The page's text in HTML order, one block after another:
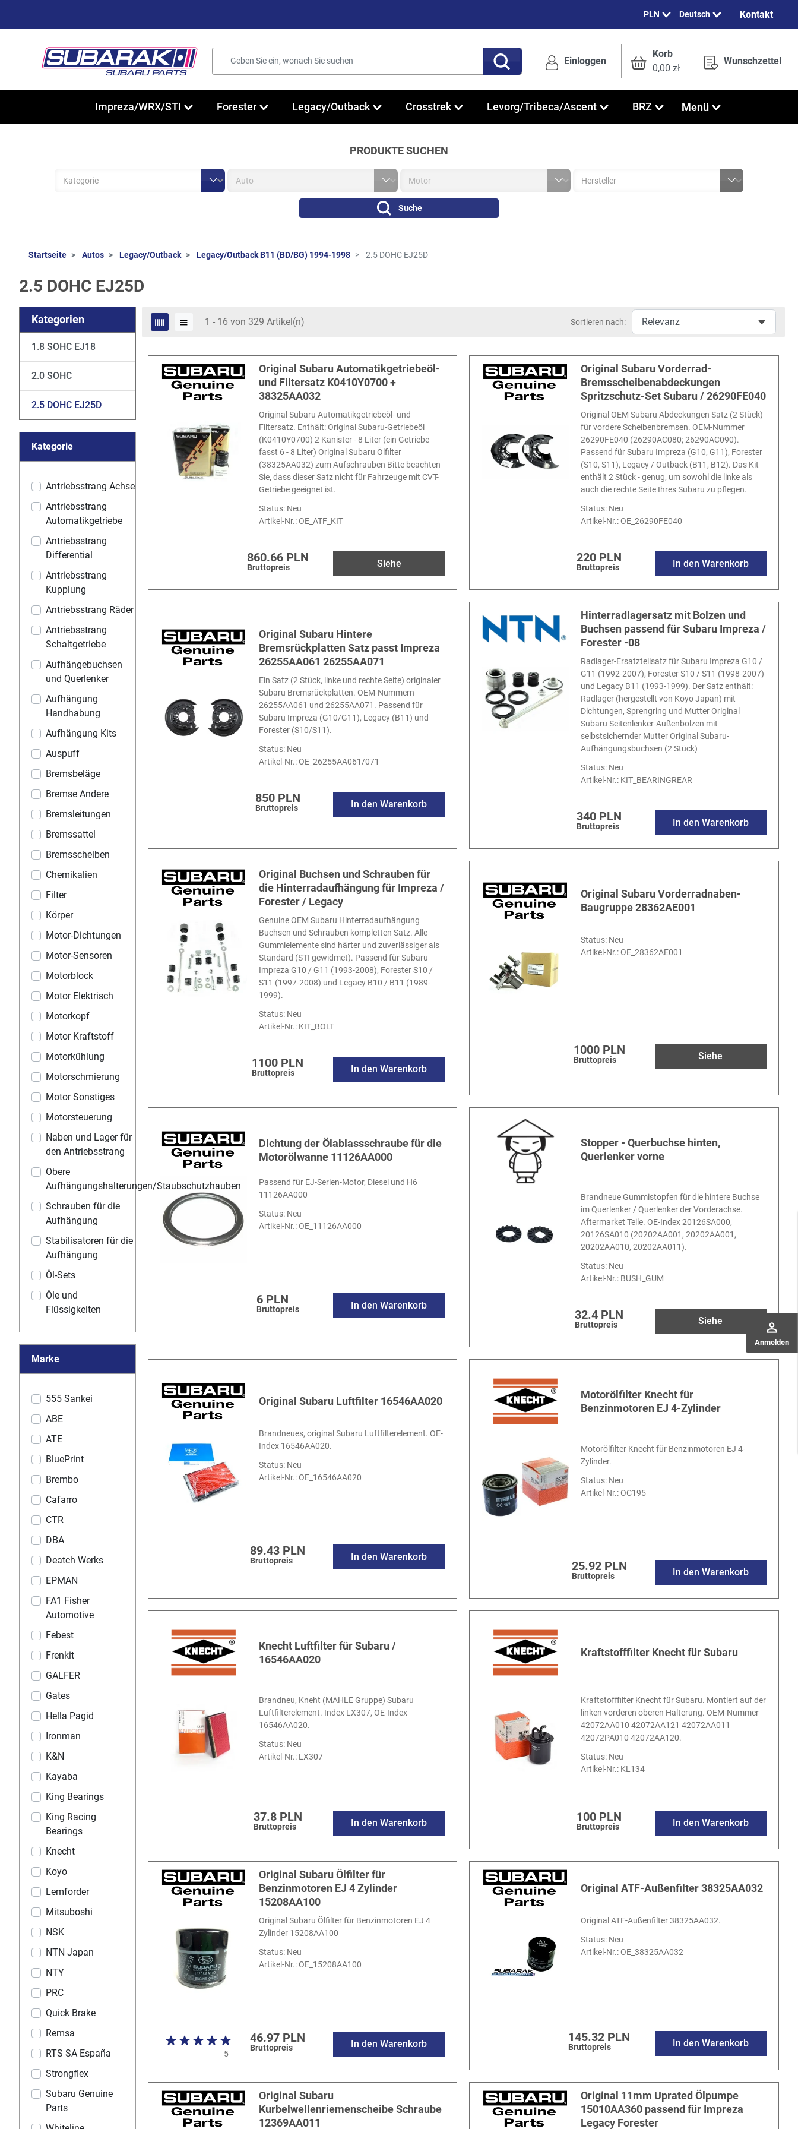
Deutsch Kontakt
Einloggen
Korb
0,00 zł
Wunschzettel
perm_identity
Anmelden
Impreza/WRX/STI Forester Legacy/Outback Crosstrek Levorg/Tribeca/Ascent BRZ Menü
PRODUKTE SUCHEN
Suche
Startseite Autos Legacy/Outback Legacy/Outback B11 (BD/BG) 1994-1998 2.5 DOHC EJ25D
2.5 DOHC EJ25D
Kategorien
1.8 SOHC EJ18
2.0 SOHC
2.5 DOHC EJ25D
Kategorie
Antriebsstrang Achse
Antriebsstrang
Automatikgetriebe
Antriebsstrang
Differential
Antriebsstrang
Kupplung
Antriebsstrang Räder
Antriebsstrang
Schaltgetriebe
Aufhängebuchsen
und Querlenker
Aufhängung
Handhabung
Aufhängung Kits
Auspuff
Bremsbeläge
Bremse Andere
Bremsleitungen
Bremssattel
Bremsscheiben
Chemikalien
Filter
Körper
Motor-Dichtungen
Motor-Sensoren
Motorblock
Motor Elektrisch
Motorkopf
Motor Kraftstoff
Motorkühlung
Motorschmierung
Motor Sonstiges
Motorsteuerung
Naben und Lager für
den Antriebsstrang
Obere
Aufhängungshalterungen/Staubschutzhauben
Schrauben für die
Aufhängung
Stabilisatoren für die
Aufhängung
Öl-Sets
Öle und
Flüssigkeiten
Marke
555 Sankei
ABE
ATE
BluePrint
Brembo
Cafarro
CTR
DBA
Deatch Werks
EPMAN
FA1 Fisher
Automotive
Febest
Frenkit
GALFER
Gates
Hella Pagid
Ironman
K&N
Kayaba
King Bearings
King Racing
Bearings
Knecht
Koyo
Lemforder
Mitsuboshi
NSK
NTN Japan
NTY
PRC
Quick Brake
Remsa
RTS SA España
Strongflex
Subaru Genuine
Parts
1 - 16 von 329 Artikel(n) Sortieren nach:
Original Subaru Automatikgetriebeöl-
und Filtersatz K0410Y0700 +
38325AA032
Original Subaru Automatikgetriebeöl- und
Filtersatz. Enthält: Original Subaru-Getriebeöl
(K0410Y0700) 2 Kanister - 8 Liter (ein Getriebe
fasst 6 - 8 Liter) Original Subaru Ölfilter
(38325AA032) zum Aufschrauben Bitte beachten
Sie, dass dieser Satz nicht für Fahrzeuge mit CVT-
Getriebe geeignet ist.
Status: Neu
Artikel-Nr.:OE_ATF_KIT
860.66 PLN
Bruttopreis Siehe
Original Subaru Vorderrad-
Bremsscheibenabdeckungen
Spritzschutz-Set Subaru / 26290FE040
Original OEM Subaru Abdeckungen Satz (2 Stück)
für vordere Scheibenbremsen. OEM-Nummer
26290FE040 (26290AC080; 26290AC090).
Passend für Subaru Impreza (G10, G11), Forester
(S10, S11), Legacy / Outback (B11, B12). Das Kit
enthält 2 Stück - genug, um sowohl die linke als
auch die rechte Seite Ihres Subaru zu pflegen.
Status: Neu
Artikel-Nr.:OE_26290FE040
220 PLN
Bruttopreis In den Warenkorb
Original Subaru Hintere
Bremsrückplatten Satz passt Impreza
26255AA061 26255AA071
Ein Satz (2 Stück, linke und rechte Seite) originaler
Subaru Bremsrückplatten. OEM-Nummern
26255AA061 und 26255AA071. Passend für
Subaru Impreza (G10/G11), Legacy (B11) und
Forester (S10/S11).
Status: Neu
Artikel-Nr.:OE_26255AA061/071
850 PLN
Bruttopreis In den Warenkorb
Hinterradlagersatz mit Bolzen und
Buchsen passend für Subaru Impreza /
Forester -08
Radlager-Ersatzteilsatz für Subaru Impreza G10 /
G11 (1992-2007), Forester S10 / S11 (1998-2007)
und Legacy B11 (1993-1999). Der Satz enthält:
Radlager (hergestellt von Koyo Japan) mit
Dichtungen, Sprengring und Mutter Original
Subaru Seitenlenker-Außenbolzen mit
selbstsichernder Mutter Original Subaru-
Aufhängungsbuchsen (2 Stück)
Status: Neu
Artikel-Nr.: KIT_BEARINGREAR
340 PLN
Bruttopreis In den Warenkorb
Original Buchsen und Schrauben für
die Hinterradaufhängung für Impreza /
Forester / Legacy
Genuine OEM Subaru Hinterradaufhängung
Buchsen und Schrauben kompletten Satz. Alle
Gummielemente sind härter und zuverlässiger als
Standard (STI gewidmet). Passend für Subaru
Impreza G10 / G11 (1993-2008), Forester S10 /
S11 (1997-2008) und Legacy B10 / B11 (1989-
1999).
Status: Neu
Artikel-Nr.: KIT_BOLT
1100 PLN
Bruttopreis In den Warenkorb
Original Subaru Vorderradnaben-
Baugruppe 28362AE001
Status: Neu
Artikel-Nr.:OE_28362AE001
1000 PLN
Bruttopreis Siehe
Dichtung der Ölablassschraube für die
Motorölwanne 11126AA000
Passend für EJ-Serien-Motor, Diesel und H6
11126AA000
Status: Neu
Artikel-Nr.:OE_11126AA000
6 PLN
Bruttopreis In den Warenkorb
Stopper - Querbuchse hinten,
Querlenker vorne
Brandneue Gummistopfen für die hintere Buchse
im Querlenker / Querlenker der Vorderachse.
Aftermarket Teile. OE-Index 20126SA000,
20126SA010 (20202AA001, 20202AA001,
20202AA010, 20202AA011).
Status: Neu
Artikel-Nr.: BUSH_GUM
32.4 PLN
Bruttopreis Siehe
Original Subaru Luftfilter 16546AA020
Brandneues, original Subaru Luftfilterelement. OE-
Index 16546AA020.
Status: Neu
Artikel-Nr.:OE_16546AA020
89.43 PLN
Bruttopreis In den Warenkorb
Motorölfilter Knecht für
Benzinmotoren EJ 4-Zylinder
Motorölfilter Knecht für Benzinmotoren EJ 4-
Zylinder.
Status: Neu
Artikel-Nr.:OC195
25.92 PLN
Bruttopreis In den Warenkorb
Knecht Luftfilter für Subaru /
16546AA020
Brandneu, Kneht (MAHLE Gruppe) Subaru
Luftfilterelement. Index LX307, OE-Index
16546AA020.
Status: Neu
Artikel-Nr.: LX307
37.8 PLN
Bruttopreis In den Warenkorb
Kraftstofffilter Knecht für Subaru
Kraftstofffilter Knecht für Subaru. Montiert auf der
linken vorderen oberen Halterung. OEM-Nummer
42072AA010 42072AA121 42072AA011
42072PA010 42072AA120.
Status: Neu
Artikel-Nr.: KL134
100 PLN
Bruttopreis In den Warenkorb
Original Subaru Ölfilter für
Benzinmotoren EJ 4 Zylinder
15208AA100
Original Subaru Ölfilter für Benzinmotoren EJ 4
Zylinder 15208AA100
Status: Neu
Artikel-Nr.:OE_15208AA100
5
46.97 PLN
Bruttopreis In den Warenkorb
Original ATF-Außenfilter 38325AA032
Original ATF-Außenfilter 38325AA032.
Status: Neu
Artikel-Nr.:OE_38325AA032
145.32 PLN
Bruttopreis In den Warenkorb
Original Subaru
Kurbelwellenriemenscheibe Schraube
12369AA011
Original 11mm Uprated Ölpumpe
15010AA360 passend für Impreza
Legacy Forester